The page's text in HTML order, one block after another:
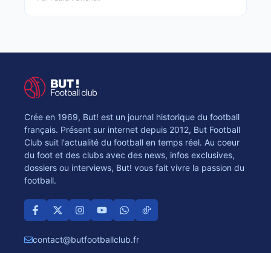
Crée en 1969, But! est un journal historique du football
français. Présent sur internet depuis 2012, But Football
Club suit l'actualité du football en temps réel. Au coeur
du foot et des clubs avec des news, infos exclusives,
dossiers ou interviews, But! vous fait vivre la passion du
football.
contact@butfootballclub.fr